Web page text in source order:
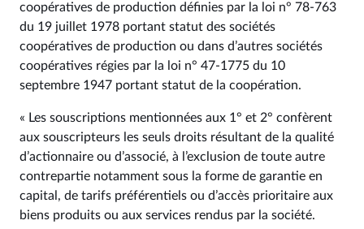
coopératives de production définies par la loi n° 78‑763
du 19 juillet 1978 portant statut des sociétés
coopératives de production ou dans d’autres sociétés
coopératives régies par la loi n° 47‑1775 du 10
septembre 1947 portant statut de la coopération.
« Les souscriptions mentionnées aux 1° et 2° confèrent
aux souscripteurs les seuls droits résultant de la qualité
d’actionnaire ou d’associé, à l’exclusion de toute autre
contrepartie notamment sous la forme de garantie en
capital, de tarifs préférentiels ou d’accès prioritaire aux
biens produits ou aux services rendus par la société.